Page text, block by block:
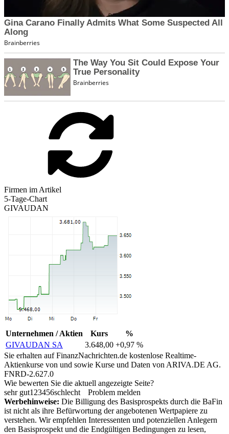
Firmen im Artikel
5-Tage-Chart
GIVAUDAN
Unternehmen / Aktien Kurs
%
GIVAUDAN SA
3.648,00 +0,97 %
Sie erhalten auf FinanzNachrichten.de kostenlose Realtime-
Aktienkurse von und sowie Kurse und Daten von ARIVA.DE AG.
FNRD-2.627.0
Wie bewerten Sie die aktuell angezeigte Seite?
sehr gut1 23456schlecht
Problem melden
Werbehinweise: Die Billigung des Basisprospekts durch die BaFin
ist nicht als ihre Befürwortung der angebotenen Wertpapiere zu
verstehen. Wir empfehlen Interessenten und potenziellen Anlegern
den Basisprospekt und die Endgültigen Bedingungen zu lesen,